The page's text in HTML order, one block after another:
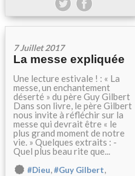
7 Juillet 2017
La messe expliquée
Une lecture estivale ! : « La
messe, un enchantement
déserté » du père Guy Gilbert
Dans son livre, le père Gilbert
nous invite à réfléchir sur la
messe qui devrait être « le
plus grand moment de notre
vie. » Quelques extraits : -
Quel plus beau rite que...
#Dieu,#Guy Gilbert,